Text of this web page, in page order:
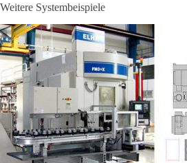
Weitere Systembeispiele